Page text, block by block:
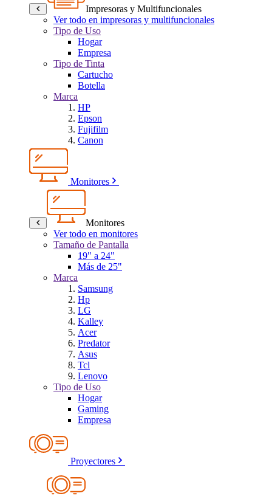
Impresoras y Multifuncionales
Ver todo en impresoras y multifuncionales
Tipo de Uso
Hogar
Empresa
Tipo de Tinta
Cartucho
Botella
Marca
HP
Epson
Fujifilm
Canon
Monitores
Monitores
Ver todo en monitores
Tamaño de Pantalla
19" a 24"
Más de 25"
Marca
Samsung
Hp
LG
Kalley
Acer
Predator
Asus
Tcl
Lenovo
Tipo de Uso
Hogar
Gaming
Empresa
Proyectores